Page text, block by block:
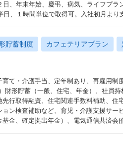
、年末年始、慶弔、病気、ライフプラ
、１時間単位で取得可。入社初月より
貯蓄制度 カフェテリアプラン
て・介護手当、定年制あり、再雇用制
財形貯蓄（一般、住宅、年金）、社員
行取得融資、住宅関連手数料補助、住
ン検査補助など、育児・介護支援サー
金、確定拠出年金）、電気通信共済会